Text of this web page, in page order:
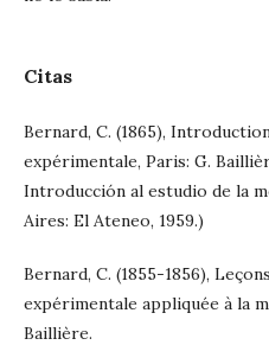
Citas
Bernard, C. (1865),
expérimentale, Paris: G.
Introducción al estudio de la
Aires: El Ateneo, 1959.)
Bernard, C. (1855-1856),
expérimentale appliquée à la
Baillière.